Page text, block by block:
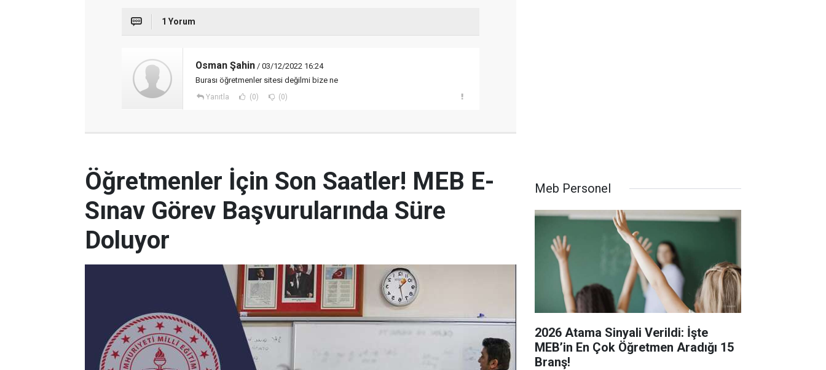
1 Yorum
Osman Şahin / 03/12/2022 16:24
Burası öğretmenler sitesi değilmi bize ne
Yanıtla (0) (0)
Öğretmenler İçin Son Saatler! MEB E-
Sınav Görev Başvurularında Süre
Doluyor
Meb Personel
2026 Atama Sinyali Verildi: İşte
MEB’in En Çok Öğretmen Aradığı 15
Branş!